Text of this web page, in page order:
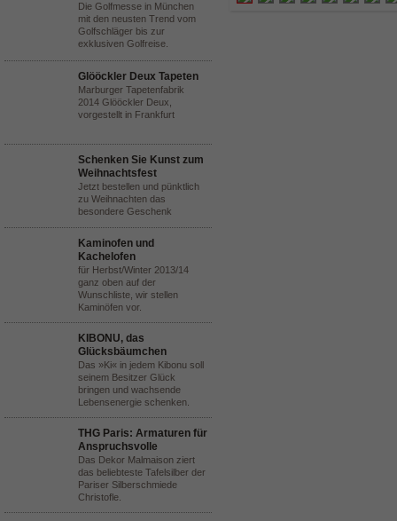
Die Golfmesse in München
mit den neusten Trend vom
Golfschläger bis zur
exklusiven Golfreise.
Glööckler Deux Tapeten
Marburger Tapetenfabrik
2014 Glööckler Deux,
vorgestellt in Frankfurt
Schenken Sie Kunst zum
Weihnachtsfest
Jetzt bestellen und pünktlich
zu Weihnachten das
besondere Geschenk
Kaminofen und
Kachelofen
für Herbst/Winter 2013/14
ganz oben auf der
Wunschliste, wir stellen
Kaminöfen vor.
KIBONU, das
Glücksbäumchen
Das »Ki« in jedem Kibonu soll
seinem Besitzer Glück
bringen und wachsende
Lebensenergie schenken.
THG Paris: Armaturen für
Anspruchsvolle
Das Dekor Malmaison ziert
das beliebteste Tafelsilber der
Pariser Silberschmiede
Christofle.